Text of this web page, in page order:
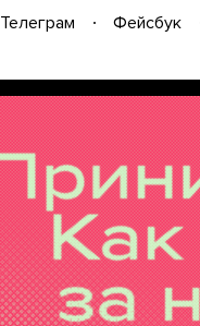
Телеграм Фейсбук